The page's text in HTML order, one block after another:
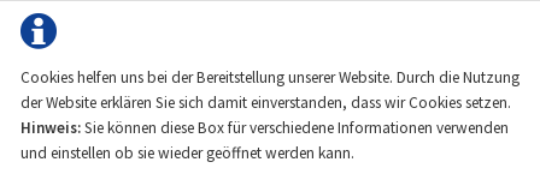
Cookies helfen uns bei der Bereitstellung unserer Website. Durch die Nutzung
der Website erklären Sie sich damit einverstanden, dass wir Cookies setzen.
Hinweis:Sie können diese Box für verschiedene Informationen verwenden
und einstellen ob sie wieder geöffnet werden kann.